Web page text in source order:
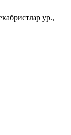
ур.,